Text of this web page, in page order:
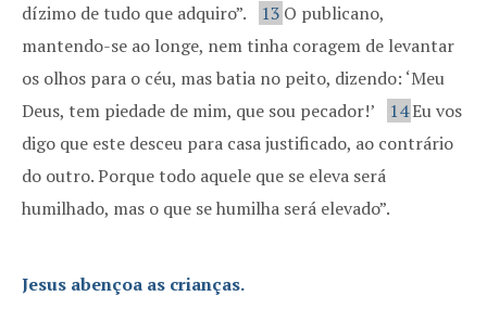
dízimo de tudo que adquiro”.
13 O publicano,
mantendo-se ao longe, nem tinha coragem de levantar
os olhos para o céu, mas batia no peito, dizendo: ‘Meu
Deus, tem piedade de mim, que sou pecador!’
14Eu vos
digo que este desceu para casa justificado, ao contrário
do outro. Porque todo aquele que se eleva será
humilhado, mas o que se humilha será elevado”.
Jesus abençoa as crianças.